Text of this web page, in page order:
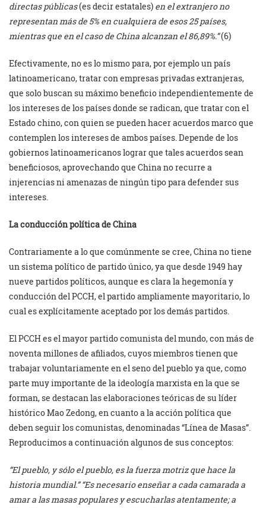
directas públicas(es decir estatales) en el extranjero no
representan más de 5% en cualquiera de esos 25 países,
mientras que en el caso de China alcanzan el 86,89%.”(6)
Efectivamente, no es lo mismo para, por ejemplo un país
latinoamericano, tratar con empresas privadas extranjeras,
que solo buscan su máximo beneficio independientemente de
los intereses de los países donde se radican, que tratar con el
Estado chino, con quien se pueden hacer acuerdos marco que
contemplen los intereses de ambos países. Depende de los
gobiernos latinoamericanos lograr que tales acuerdos sean
beneficiosos, aprovechando que China no recurre a
injerencias ni amenazas de ningún tipo para defender sus
intereses.
La conducción política de China
Contrariamente a lo que comúnmente se cree, China no tiene
un sistema político de partido único, ya que desde 1949 hay
nueve partidos políticos, aunque es clara la hegemonía y
conducción del PCCH, el partido ampliamente mayoritario, lo
cual es explícitamente aceptado por los demás partidos.
El PCCH es el mayor partido comunista del mundo, con más de
noventa millones de afiliados, cuyos miembros tienen que
trabajar voluntariamente en el seno del pueblo ya que, como
parte muy importante de la ideología marxista en la que se
forman, se destacan las elaboraciones teóricas de su líder
histórico Mao Zedong, en cuanto a la acción política que
deben seguir los comunistas, denominadas “Línea de Masas”.
Reproducimos a continuación algunos de sus conceptos:
“El pueblo, y sólo el pueblo, es la fuerza motriz que hace la
historia mundial.” “Es necesario enseñar a cada camarada a
amar a las masas populares y escucharlas atentamente; a